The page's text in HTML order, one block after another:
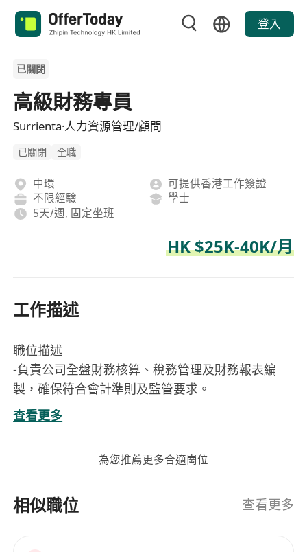
登入
已關閉
高級財務專員
Surrienta·人力資源管理/顧問
已關閉 全職
中環
可提供香港工作簽證
不限經驗
學士
5天/週, 固定坐班
HK $25K-40K/月
工作描述
職位描述
-負責公司全盤財務核算、稅務管理及財務報表編
製，確保符合會計準則及監管要求。
-監控公司財務狀況、經營成果及資金流動，提供管
理層決策支援。
等），優化稅務籌劃方案，確保合規並提升稅務效
-審核商業合約及交易條款，確保符合香港法律法
查看更多
為您推薦更多合適崗位
相似職位 查看更多